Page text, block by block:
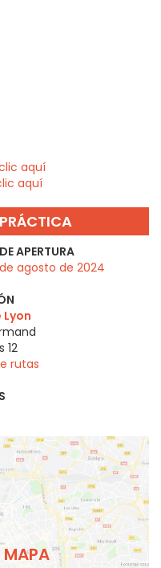
aquí
aquí
APERTURA
agosto de 2024
12
rutas
MAPA